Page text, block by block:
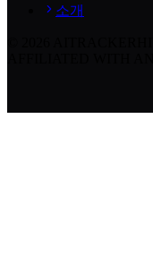
소개